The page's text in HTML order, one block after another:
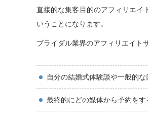
直接的な集客目的のアフィリエイ
いうことになります。
ブライダル業界のアフィリエイト
自分の結婚式体験談や一般的
最終的にどの媒体から予約を